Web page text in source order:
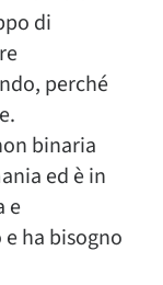
di
perché
binaria
ed è in
e
ha bisogno